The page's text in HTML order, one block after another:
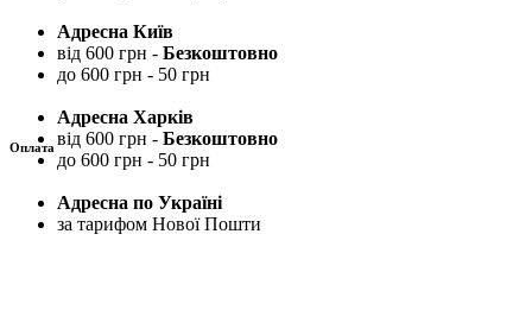
Адресна Київ
від 600 грн - Безкоштовно
до 600 грн - 50 грн
Адресна Харків
від 600 грн - Безкоштовно
до 600 грн - 50 грн
Адресна по Україні
за тарифом Нової Пошти
Оплата